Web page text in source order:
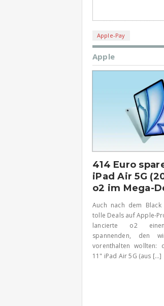
Apple-Pay
Apple
414 Euro
iPad Air 5G
o2 im Mega-
Auch nach dem
tolle Deals auf Apple-
lancierte o2
spannenden, den
vorenthalten wollten:
11" iPad Air 5G (aus [...]